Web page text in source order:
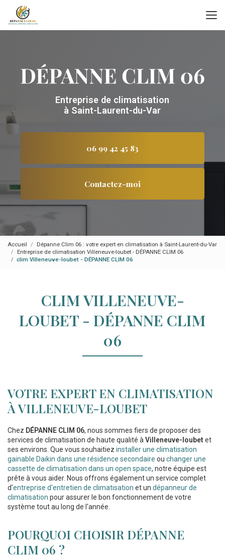
contenu
Entreprise de climatisation
à Saint-Laurent-du-Var
06 99 42 45 83
Contactez-moi
Accueil
Dépanne Clim 06 : votre expert en climatisation à Saint-Laurent-du-Var
Entreprise de climatisation Villeneuve-loubet - DÉPANNE CLIM 06
clim Villeneuve-loubet - DÉPANNE CLIM 06
CLIM VILLENEUVE-
LOUBET - DÉPANNE CLIM
06
VOTRE EXPERT EN CLIMATISATION
À VILLENEUVE-LOUBET
Chez DÉPANNE CLIM 06, nous sommes fiers de proposer des
services de climatisation de haute qualité à Villeneuve-loubet et
ses environs. Que vous souhaitiez installer une climatisation
gainable Daikin dans une résidence secondaire ou changer une
cassette de climatisation dans un open space, notre équipe est
prête à vous aider. Nous offrons également un service complet
d'entreprise d'entretien de climatisation et un dépanneur de
climatisation pour assurer le bon fonctionnement de votre
système tout au long de l'année.
POURQUOI CHOISIR DÉPANNE
CLIM 06 ?